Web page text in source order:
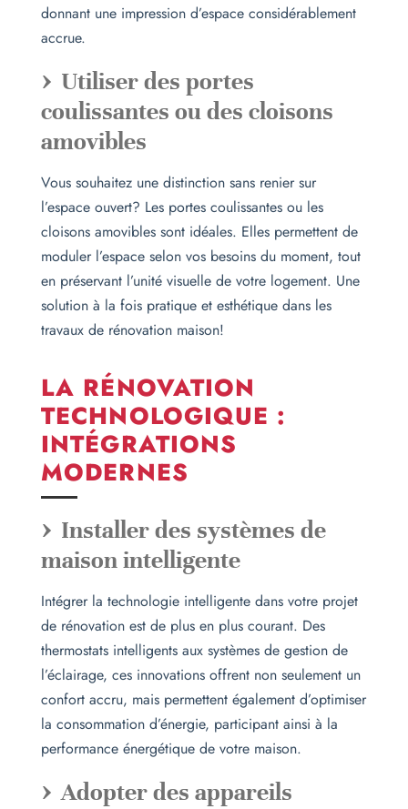
donnant une impression d’espace considérablement
accrue.
Utiliser des portes
coulissantes ou des cloisons
amovibles
Vous souhaitez une distinction sans renier sur
l’espace ouvert? Les portes coulissantes ou les
cloisons amovibles sont idéales. Elles permettent de
moduler l’espace selon vos besoins du moment, tout
en préservant l’unité visuelle de votre logement. Une
solution à la fois pratique et esthétique dans les
travaux de rénovation maison!
LA RÉNOVATION
TECHNOLOGIQUE :
INTÉGRATIONS
MODERNES
Installer des systèmes de
maison intelligente
Intégrer la technologie intelligente dans votre projet
de rénovation est de plus en plus courant. Des
thermostats intelligents aux systèmes de gestion de
l’éclairage, ces innovations offrent non seulement un
confort accru, mais permettent également d’optimiser
la consommation d’énergie, participant ainsi à la
performance énergétique de votre maison.
Adopter des appareils